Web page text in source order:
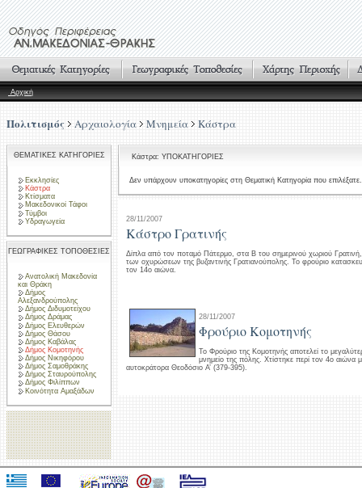
Αρχική
Πολιτισμός Αρχαιολογία Μνημεία Κάστρα
ΘΕΜΑΤΙΚΕΣ ΚΑΤΗΓΟΡΙΕΣ
Εκκλησίες
Κάστρα
Κτίσματα
Μακεδονικοί Τάφοι
Τύμβοι
Υδραγωγεία
ΓΕΩΓΡΑΦΙΚΕΣ ΤΟΠΟΘΕΣΙΕΣ
Ανατολική Μακεδονία
και Θράκη
Δήμος
Αλεξανδρούπολης
Δήμος Διδυμοτείχου
Δήμος Δράμας
Δήμος Ελευθερών
Δήμος Θάσου
Δήμος Καβάλας
Δήμος Κομοτηνής
Δήμος Νικηφόρου
Δήμος Σαμοθράκης
Δήμος Σταυρούπολης
Δήμος Φιλίππων
Κοινότητα Αμαξάδων
Κάστρα: ΥΠΟΚΑΤΗΓΟΡΙΕΣ
Δεν υπάρχουν υποκατηγορίες στη Θεματική Κατηγορία που επιλέξατε.
28/11/2007
Κάστρο Γρατινής
Δίπλα από τον ποταμό Πάτερμο, στα Β του σημερινού χωριού Γρατινή,
των οχυρώσεων της βυζαντινής Γρατιανούπολης. Το φρούριο
τον 14ο αιώνα.
28/11/2007
Φρούριο Κομοτηνής
Το Φρούριο της Κομοτηνής αποτελεί το
μνημείο της πόλης. Χτίστηκε περί τον 4ο
αυτοκράτορα Θεοδόσιο Α’ (379-395).